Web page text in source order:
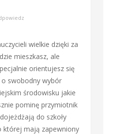
wielkie dzięki za
mieszkasz, ale
orientujesz się
swobodny wybór
środowisku jakie
pominę przymiotnik
do szkoły
której mają zapewniony